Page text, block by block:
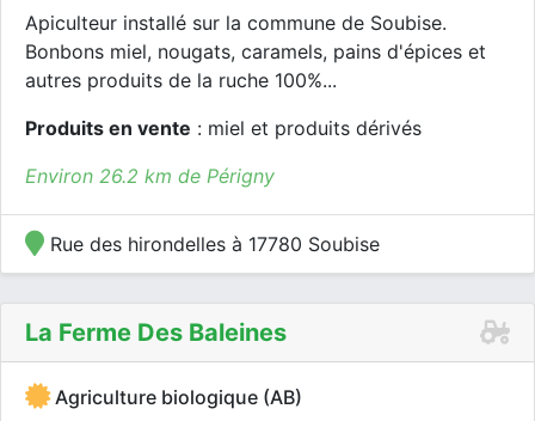
Apiculteur installé sur la commune de Soubise.
Bonbons miel, nougats, caramels, pains d'épices et
autres produits de la ruche 100%...
Produits en vente : miel et produits dérivés
Environ 26.2 km de Périgny
Rue des hirondelles à 17780 Soubise
La Ferme Des Baleines
Agriculture biologique (AB)